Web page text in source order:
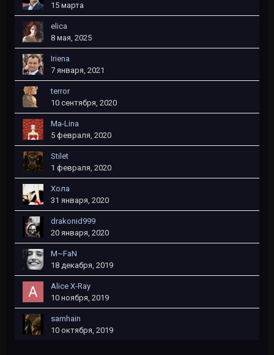
15 марта
elica
8 мая, 2025
Iriena
7 января, 2021
terror
10 сентября, 2020
Ma-Lina
5 февраля, 2020
Stilet
1 февраля, 2020
Хола
31 января, 2020
drakonid999
20 января, 2020
M~FaN
18 декабря, 2019
Alice X-Ray
10 ноября, 2019
samhain
10 октября, 2019